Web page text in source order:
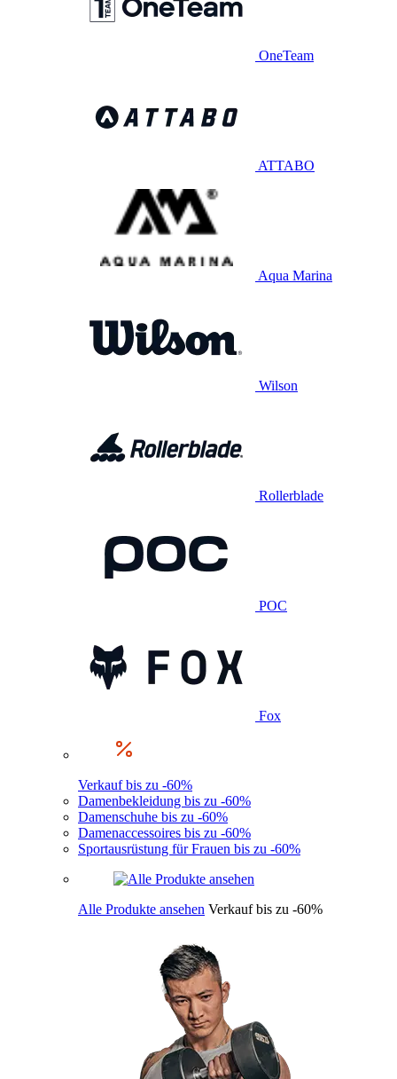
OneTeam
ATTABO
Aqua Marina
Wilson
Rollerblade
POC
Fox
Verkauf bis zu -60%
Damenbekleidung bis zu -60%
Damenschuhe bis zu -60%
Damenaccessoires bis zu -60%
Sportausrüstung für Frauen bis zu -60%
Alle Produkte ansehen Verkauf bis zu -60%